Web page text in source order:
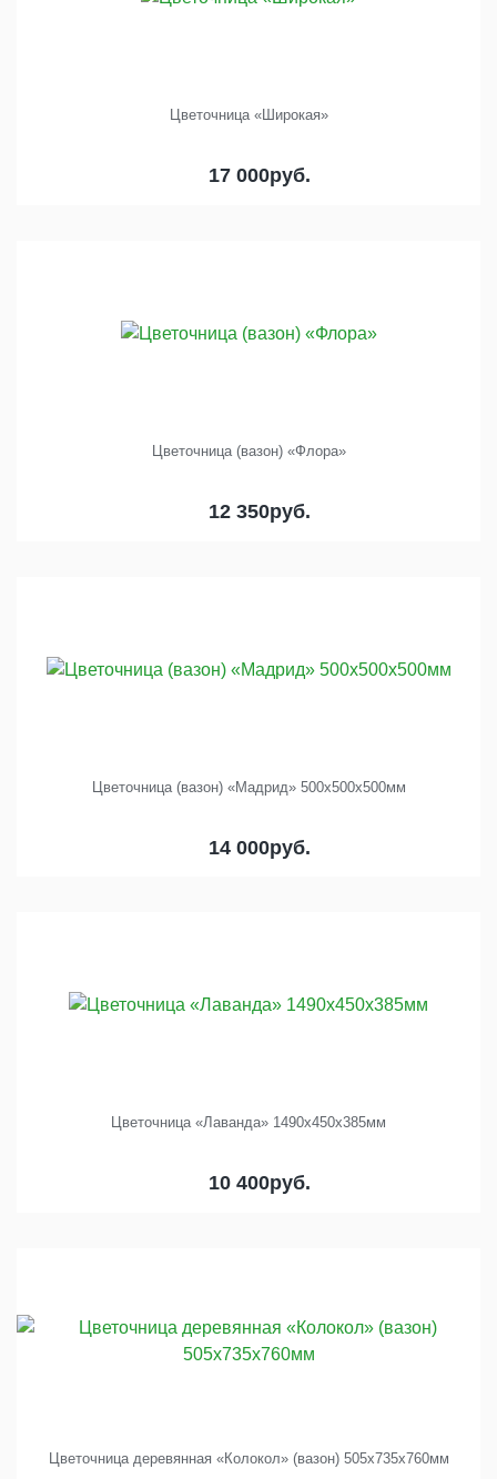
Цветочница «Широкая»
17 000руб.
Цветочница (вазон) «Флора»
12 350руб.
Цветочница (вазон) «Мадрид» 500х500х500мм
14 000руб.
Цветочница «Лаванда» 1490х450х385мм
10 400руб.
Цветочница деревянная «Колокол» (вазон) 505х735х760мм